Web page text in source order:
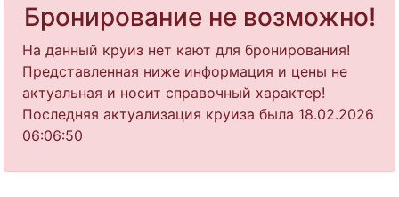
Бронирование не возможно!
На данный круиз нет кают для бронирования!
Представленная ниже информация и цены не
актуальная и носит справочный характер!
Последняя актуализация круиза была 18.02.2026
06:06:50